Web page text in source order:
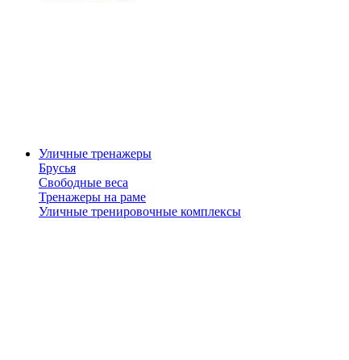
Уличные тренажеры
Брусья
Свободные веса
Тренажеры на раме
Уличные тренировочные комплексы